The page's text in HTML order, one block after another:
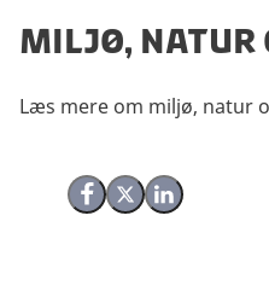
Miljø, Natur
Del på Facebook
Del på X (Twitter)
Del på LinkedIn
Læs mere om miljø, natur